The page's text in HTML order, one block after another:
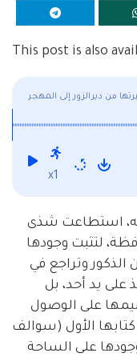
This post is also
من ديرالزور إلى المهجر
x1
استطاعت شذى
لتثبت وجودها
الذكور وتراجع في
على يد أحد، بل
على الوصول
الأول (سوالف
إلى وجودها على الساحة